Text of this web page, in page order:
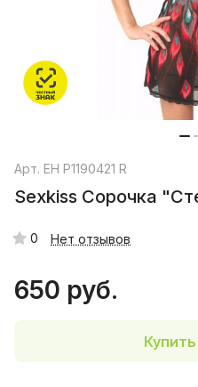
Арт. EH P1190421 R
Sexkiss Сорочка
0 Нет отзывов
650 руб.
Купить